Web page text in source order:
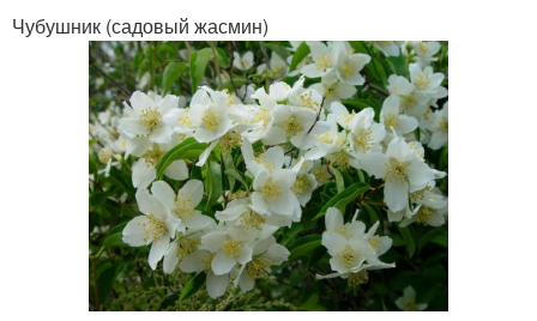
Чубушник (садовый жасмин)